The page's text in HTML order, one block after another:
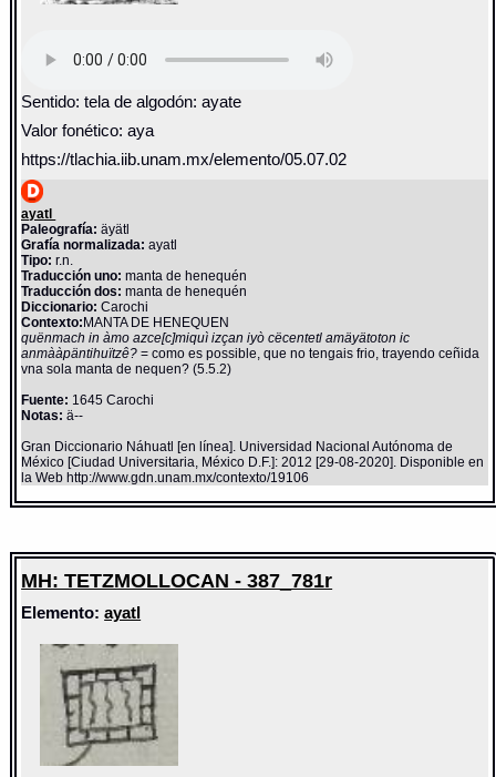
Sentido: tela de algodón: ayate
Valor fonético: aya
https://tlachia.iib.unam.mx/elemento/05.07.02
ayatl
Paleografía: äyätl
Grafía normalizada: ayatl
Tipo: r.n.
Traducción uno: manta de henequén
Traducción dos: manta de henequén
Diccionario:Carochi
Contexto:MANTA DE HENEQUEN
quënmach in àmo azce[c]miquì izçan iyò cëcentetl amäyätoton ic
anmààpäntihuïtzê?= como es possible, que no tengais frio, trayendo ceñida
vna sola manta de nequen? (5.5.2)
Fuente: 1645 Carochi
Notas: ä--
Gran Diccionario Náhuatl [en línea]. Universidad Nacional Autónoma de
México [Ciudad Universitaria, México D.F.]: 2012 [29-08-2020]. Disponible en
la Web http://www.gdn.unam.mx/contexto/19106
MH: TETZMOLLOCAN - 387_781r
Elemento:ayatl